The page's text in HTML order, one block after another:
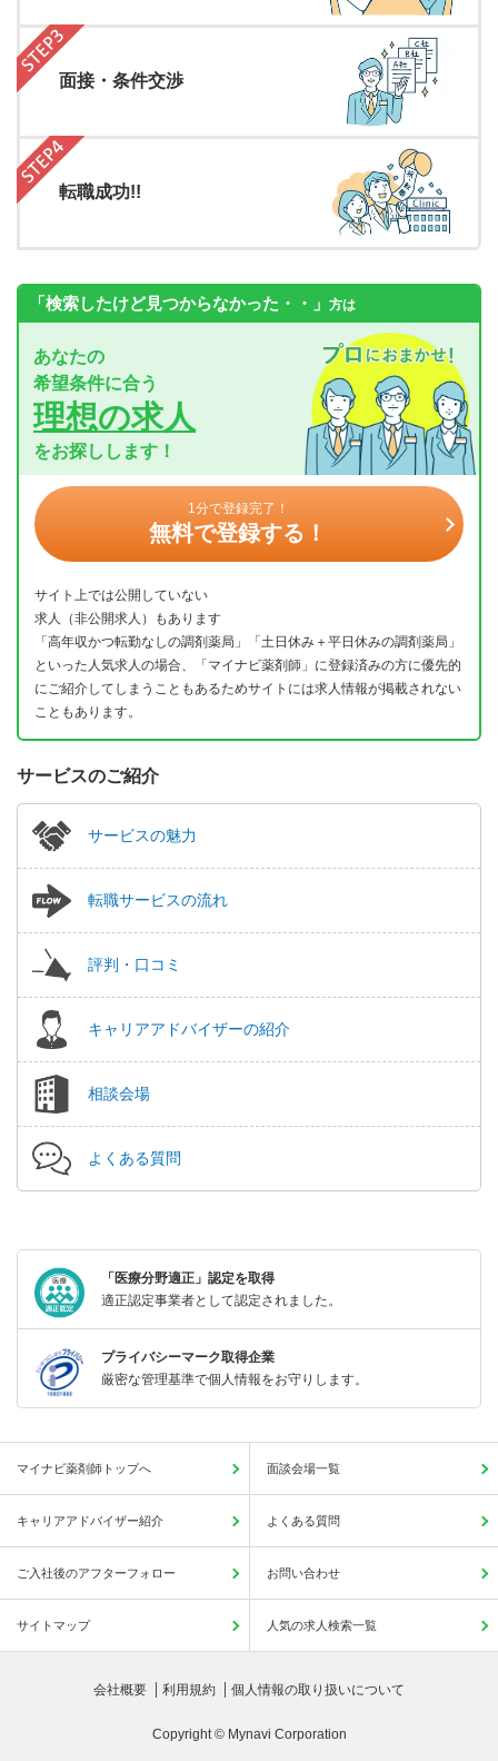
面接・条件交渉
転職成功!!
「検索したけど見つからなかった・・」 方は
あなたの
希望条件に合う
理想の求人
をお探しします！
1分で登録完了！
無料で登録する！
サイト上では公開していない
求人（非公開求人）もあります
「高年収かつ転勤なしの調剤薬局」「土日休み＋平日休みの調剤薬局」
といった人気求人の場合、「マイナビ薬剤師」に登録済みの方に優先的
にご紹介してしまうこともあるためサイトには求人情報が掲載されない
こともあります。
サービスのご紹介
サービスの魅力
転職サービスの流れ
評判・口コミ
キャリアアドバイザーの紹介
相談会場
よくある質問
「医療分野適正」認定を取得
適正認定事業者として認定されました。
プライバシーマーク取得企業
厳密な管理基準で個人情報をお守りします。
マイナビ薬剤師トップへ 面談会場一覧
キャリアアドバイザー紹介 よくある質問
ご入社後のアフターフォロー お問い合わせ
サイトマップ 人気の求人検索一覧
会社概要 利用規約 個人情報の取り扱いについて
Copyright © Mynavi Corporation